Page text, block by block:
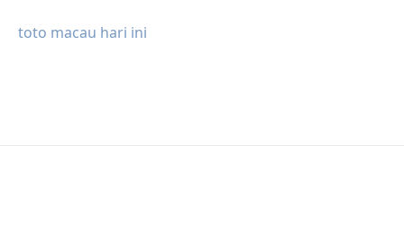
toto macau hari ini